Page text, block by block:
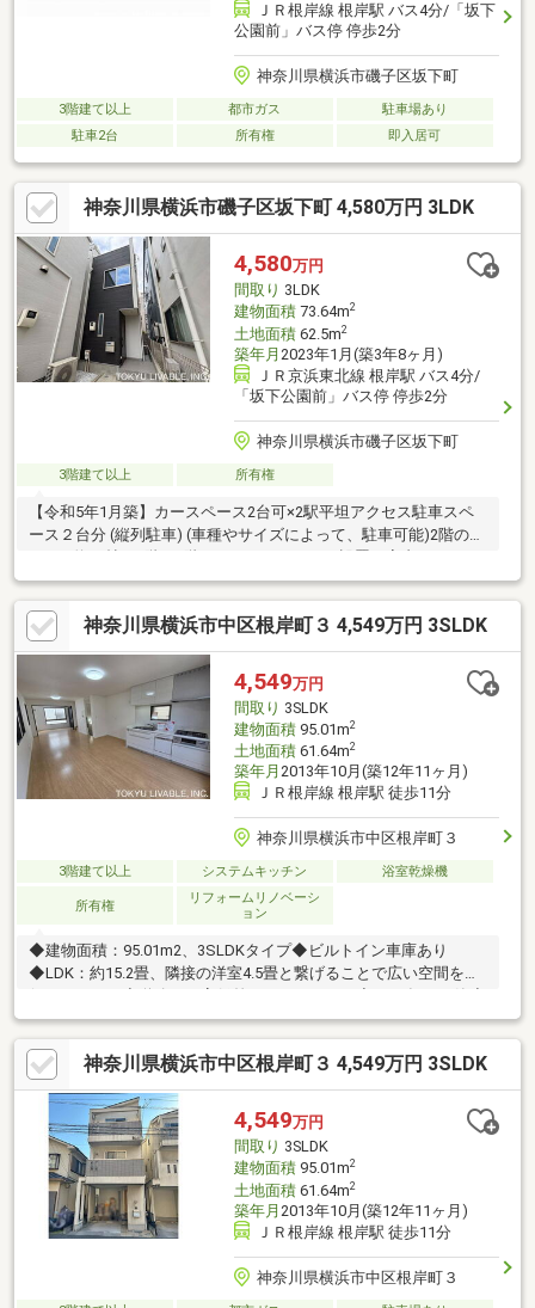
ＪＲ根岸線 根岸駅 バス4分/「坂下
公園前」バス停 停歩2分
神奈川県横浜市磯子区坂下町
3階建て以上 都市ガス
駐車場あり
駐車2台
所有権 即入居可
神奈川県横浜市磯子区坂下町 4,580万円 3LDK
4,580万円
間取り 3LDK
建物面積73.64m2
土地面積62.5m2
築年月 2023年1月(築3年8ヶ月)
ＪＲ京浜東北線 根岸駅 バス4分/
「坂下公園前」バス停 停歩2分
神奈川県横浜市磯子区坂下町
3階建て以上 所有権
【令和5年1月築】カースペース2台可×2駅平坦アクセス駐車スペ
ース２台分 (縦列駐車) (車種やサイズによって、駐車可能)2階の
リーニング実施済み。
神奈川県横浜市中区根岸町３ 4,549万円 3SLDK
4,549万円
間取り 3SLDK
建物面積95.01m2
土地面積61.64m2
築年月 2013年10月(築12年11ヶ月)
ＪＲ根岸線 根岸駅 徒歩11分
神奈川県横浜市中区根岸町３
3階建て以上 システムキッチン 浴室乾燥機
所有権
リフォームリノベーシ
ョン
◆建物面積：95.01m2、3SLDKタイプ◆ビルトイン車庫あり
◆LDK：約15.2畳、隣接の洋室4.5畳と繋げることで広い空間を確
土地面積：61.64m2（約18.6坪）◆現地周辺は住宅街につき、住
環境良好です。◆2026年6月 内外装リフォーム完了・外壁塗
装・屋根塗装・キッチンコンロ交換・洗面台交換・トイレ交換・
全居室クロス貼り換え・フロアタイル貼り換え・クッションフロ
ア貼り換え・給湯器交換・シロアリ点検・建具交換（一部）・ハ
ウスクリーニング
神奈川県横浜市中区根岸町３ 4,549万円 3SLDK
4,549万円
間取り 3SLDK
建物面積95.01m2
土地面積61.64m2
築年月 2013年10月(築12年11ヶ月)
ＪＲ根岸線 根岸駅 徒歩11分
神奈川県横浜市中区根岸町３